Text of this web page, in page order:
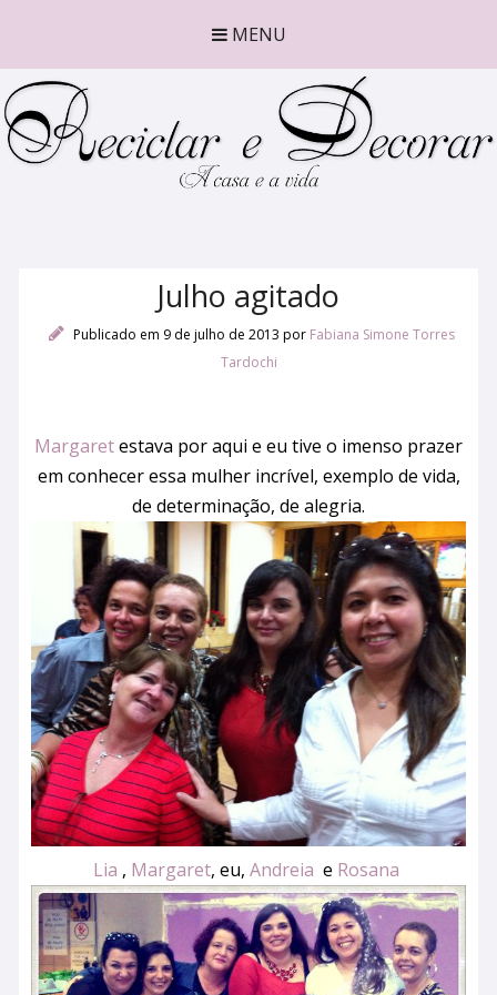
MENU
Julho agitado
Publicado em 9 de julho de 2013 por Fabiana Simone Torres
Tardochi
Margaretestava por aqui e eu tive o imenso prazer
em conhecer essa mulher incrível, exemplo de vida,
de determinação, de alegria.
Lia , Margaret, eu, Andreia e Rosana